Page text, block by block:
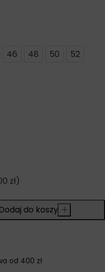
46 48 50
52
zł)
+
do koszyka
od 400 zł